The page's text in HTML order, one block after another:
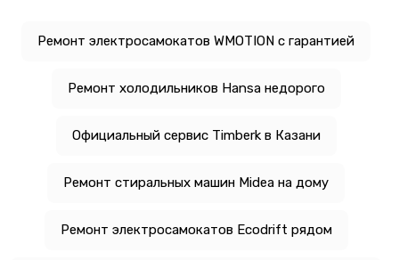
Ремонт электросамокатов WMOTION с гарантией
Ремонт холодильников Hansa недорого
Официальный сервис Timberk в Казани
Ремонт стиральных машин Midea на дому
Ремонт электросамокатов Ecodrift рядом